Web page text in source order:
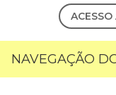
NAVEGAÇÃO